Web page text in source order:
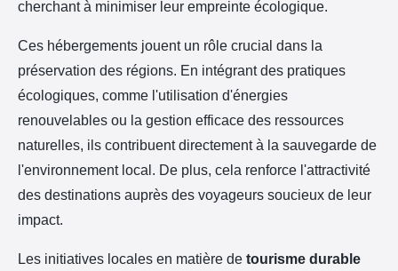
cherchant à minimiser leur empreinte écologique.
Ces hébergements jouent un rôle crucial dans la
préservation des régions. En intégrant des pratiques
écologiques, comme l'utilisation d'énergies
renouvelables ou la gestion efficace des ressources
naturelles, ils contribuent directement à la sauvegarde de
l'environnement local. De plus, cela renforce l'attractivité
des destinations auprès des voyageurs soucieux de leur
impact.
Les initiatives locales en matière de tourisme durable